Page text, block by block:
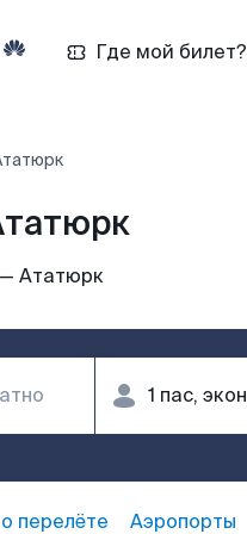
Где мой билет?
Ататюрк
перелёте Аэропорты